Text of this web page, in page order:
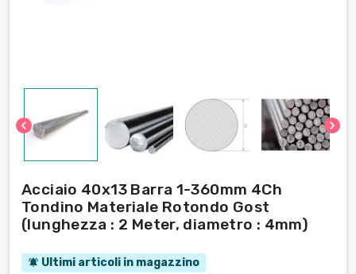
chevron_left chevron_right
Acciaio 40x13 Barra 1-360mm 4Ch
Tondino Materiale Rotondo Gost
(lunghezza : 2 Meter, diametro : 4mm)
notifications_active Ultimi articoli in magazzino